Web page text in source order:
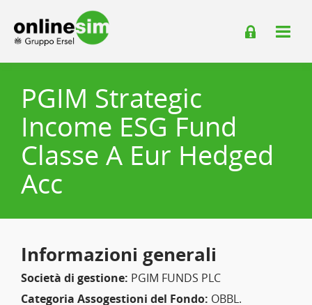
PGIM Strategic
Income ESG Fund
Classe A Eur Hedged
Acc
Informazioni generali
Società di gestione: PGIM FUNDS PLC
Categoria Assogestioni del Fondo: OBBL.